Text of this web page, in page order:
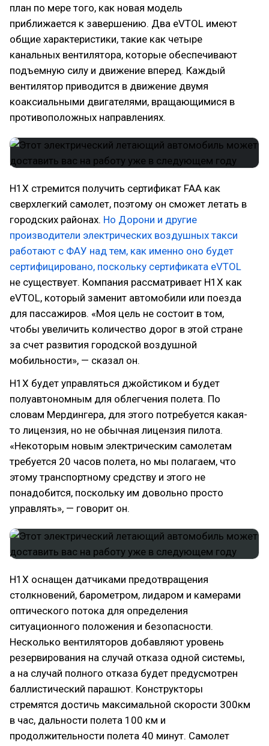
план по мере того, как новая модель
приближается к завершению. Два eVTOL имеют
общие характеристики, такие как четыре
канальных вентилятора, которые обеспечивают
подъемную силу и движение вперед. Каждый
вентилятор приводится в движение двумя
коаксиальными двигателями, вращающимися в
противоположных направлениях.
H1X стремится получить сертификат FAA как
сверхлегкий самолет, поэтому он сможет летать в
городских районах. Но Дорони и другие
производители электрических воздушных такси
работают с ФАУ над тем, как именно оно будет
сертифицировано, поскольку сертификата eVTOL
не существует. Компания рассматривает H1X как
eVTOL, который заменит автомобили или поезда
для пассажиров. «Моя цель не состоит в том,
чтобы увеличить количество дорог в этой стране
за счет развития городской воздушной
мобильности», — сказал он.
H1X будет управляться джойстиком и будет
полуавтономным для облегчения полета. По
словам Мердингера, для этого потребуется какая-
то лицензия, но не обычная лицензия пилота.
«Некоторым новым электрическим самолетам
требуется 20 часов полета, но мы полагаем, что
этому транспортному средству и этого не
понадобится, поскольку им довольно просто
управлять», — говорит он.
H1X оснащен датчиками предотвращения
столкновений, барометром, лидаром и камерами
оптического потока для определения
ситуационного положения и безопасности.
Несколько вентиляторов добавляют уровень
резервирования на случай отказа одной системы,
а на случай полного отказа будет предусмотрен
баллистический парашют. Конструкторы
стремятся достичь максимальной скорости 300км
в час, дальности полета 100 км и
продолжительности полета 40 минут. Самолет